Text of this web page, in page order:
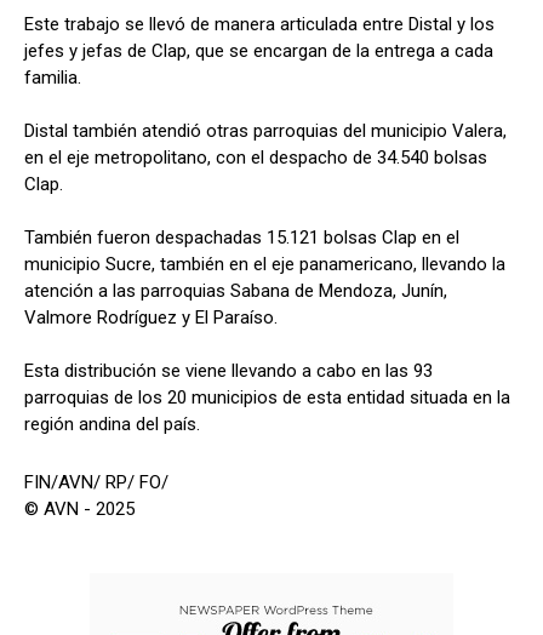
Este trabajo se llevó de manera articulada entre Distal y los
jefes y jefas de Clap, que se encargan de la entrega a cada
familia.
Distal también atendió otras parroquias del municipio Valera,
en el eje metropolitano, con el despacho de 34.540 bolsas
Clap.
También fueron despachadas 15.121 bolsas Clap en el
municipio Sucre, también en el eje panamericano, llevando la
atención a las parroquias Sabana de Mendoza, Junín,
Valmore Rodríguez y El Paraíso.
Esta distribución se viene llevando a cabo en las 93
parroquias de los 20 municipios de esta entidad situada en la
región andina del país.
FIN/AVN/ RP/ FO/
© AVN - 2025